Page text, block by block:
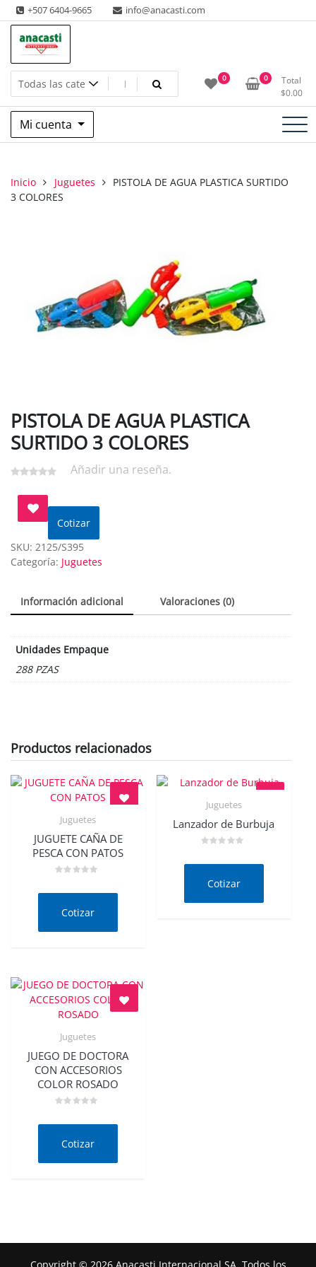
Saltar
al
contenido
+507 6404-9665 info@anacasti.com
Anacasti Internacional SA
Ventas de productos al por mayor de flores y plantas. juguetes,
navidad, religioso y adornos
0 0
Total
$0.00
Mi cuenta
Inicio Juguetes
PISTOLA DE AGUA PLASTICA SURTIDO
3 COLORES
PISTOLA DE AGUA PLASTICA
SURTIDO 3 COLORES
Añadir una reseña.
Cotizar
SKU: 2125/S395
Categoría: Juguetes
Información adicional Valoraciones (0)
Unidades Empaque
288 PZAS
Productos relacionados
Quick View
Juguetes
JUGUETE CAÑA DE
PESCA CON PATOS
deCotizar
Juguetes
Lanzador de Burbuja
deCotizar
Juguetes
JUEGO DE DOCTORA
CON ACCESORIOS
COLOR ROSADO
deCotizar
Copyright © 2026 Anacasti Internacional SA. Todos los